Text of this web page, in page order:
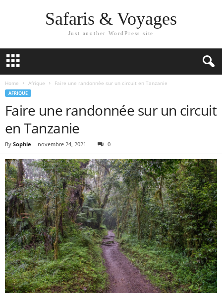
Safaris & Voyages
Just another WordPress site
Home Afrique Faire une randonnée sur un circuit en Tanzanie
AFRIQUE
Faire une randonnée sur un circuit
en Tanzanie
By Sophie - novembre 24, 2021 0